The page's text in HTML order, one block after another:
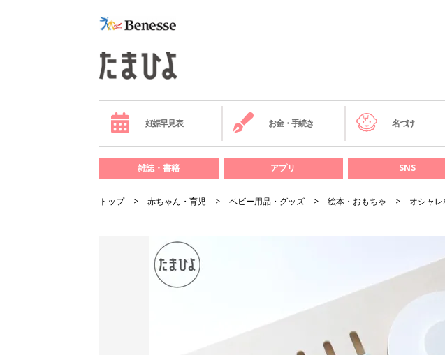
妊娠早見表 お金・手続き 名づけ
雑誌・書籍 アプリ SNS
トップ 赤ちゃん・育児 ベビー用品・グッズ 絵本・おもちゃ オシャ